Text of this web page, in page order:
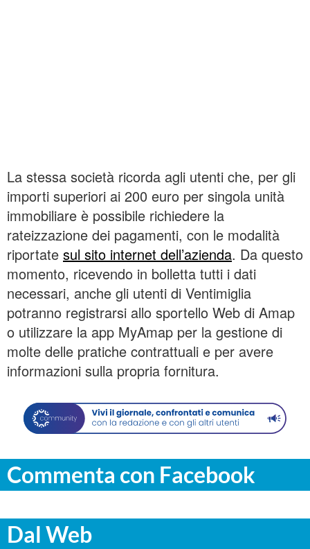
La stessa società ricorda agli utenti che, per gli
importi superiori ai 200 euro per singola unità
immobiliare è possibile richiedere la
rateizzazione dei pagamenti, con le modalità
riportate sul sito internet dell’azienda. Da questo
momento, ricevendo in bolletta tutti i dati
necessari, anche gli utenti di Ventimiglia
potranno registrarsi allo sportello Web di Amap
o utilizzare la app MyAmap per la gestione di
molte delle pratiche contrattuali e per avere
informazioni sulla propria fornitura.
Commenta con Facebook
Dal Web